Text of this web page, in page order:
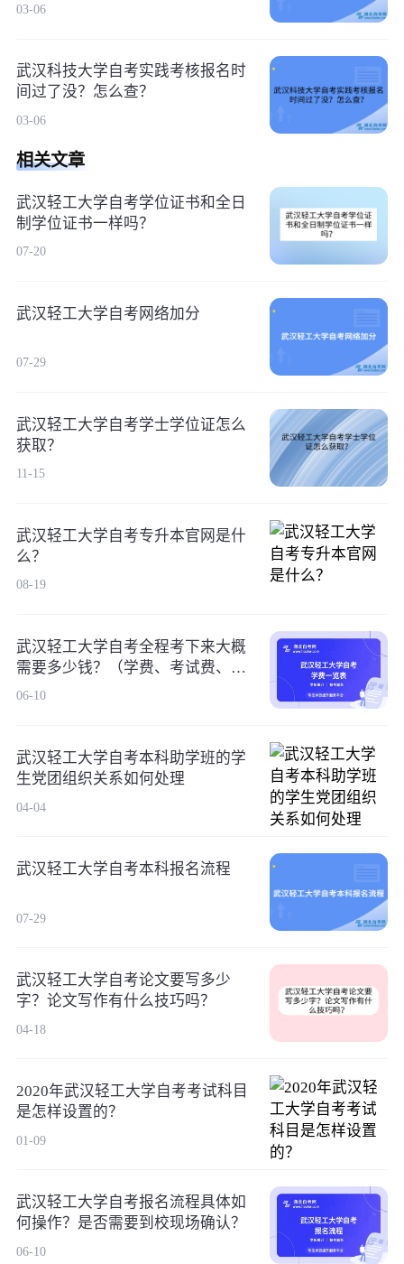
03-06
武汉科技大学自考实践考核报名时
间过了没？怎么查？
03-06
相关文章
武汉轻工大学自考学位证书和全日
制学位证书一样吗？
07-20
武汉轻工大学自考网络加分
07-29
武汉轻工大学自考学士学位证怎么
获取？
11-15
武汉轻工大学自考专升本官网是什
么？
08-19
武汉轻工大学自考全程考下来大概
需要多少钱？（学费、考试费、教
材费等）
06-10
武汉轻工大学自考本科助学班的学
生党团组织关系如何处理
04-04
武汉轻工大学自考本科报名流程
07-29
武汉轻工大学自考论文要写多少
字？论文写作有什么技巧吗？
04-18
2020年武汉轻工大学自考考试科目
是怎样设置的？
01-09
武汉轻工大学自考报名流程具体如
何操作？是否需要到校现场确认？
06-10